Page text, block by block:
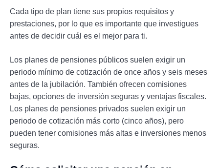
Cada tipo de plan tiene sus propios requisitos y
prestaciones, por lo que es importante que investigues
antes de decidir cuál es el mejor para ti.
Los planes de pensiones públicos suelen exigir un
periodo mínimo de cotización de once años y seis meses
antes de la jubilación. También ofrecen comisiones
bajas, opciones de inversión seguras y ventajas fiscales.
Los planes de pensiones privados suelen exigir un
periodo de cotización más corto (cinco años), pero
pueden tener comisiones más altas e inversiones menos
seguras.